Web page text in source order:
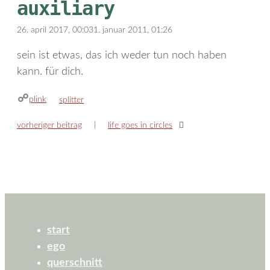
auxiliary
26. april 2017, 00:031. januar 2011, 01:26
sein ist etwas, das ich weder tun noch haben
kann. für dich.
plink kategorien
splitter
vorheriger beitrag life goes in circles
start
ego
querschnitt